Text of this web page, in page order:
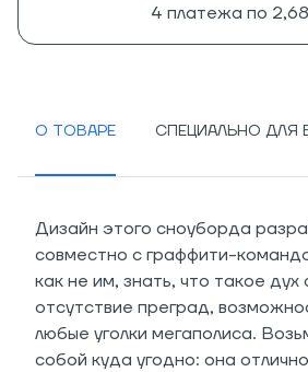
4 платежа по
О ТОВАРЕ СПЕЦИАЛЬНО ДЛЯ
Дизайн этого сноуборда
совместно с граффити-
как не им, знать, что такое дух
отсутствие преград,
любые уголки мегаполиса.
собой куда угодно: она